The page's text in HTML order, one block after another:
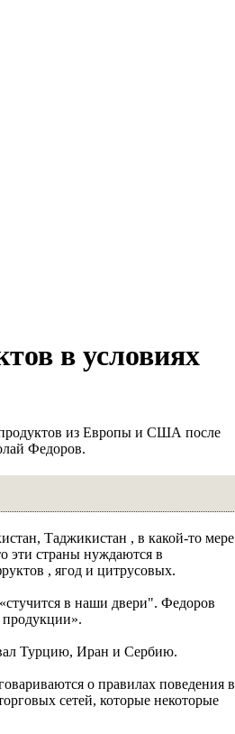
в условиях
продуктов из Европы и США после
Федоров.
Таджикистан , в какой-то мере
эти страны нуждаются в
, ягод и цитрусовых.
в наши двери". Федоров
продукции».
Турцию, Иран и Сербию.
о правилах поведения в
сетей, которые некоторые